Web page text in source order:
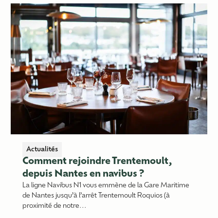
Actualités
Comment rejoindre Trentemoult,
depuis Nantes en navibus ?
La ligne Navibus N1 vous emmène de la Gare Maritime
de Nantes jusqu’à l’arrêt Trentemoult Roquios (à
proximité de notre...